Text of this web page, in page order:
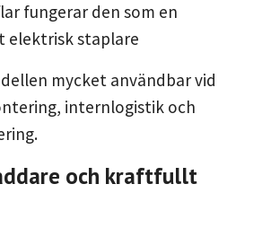
fungerar den som en
elektrisk staplare
mycket användbar vid
internlogistik och
och kraftfullt